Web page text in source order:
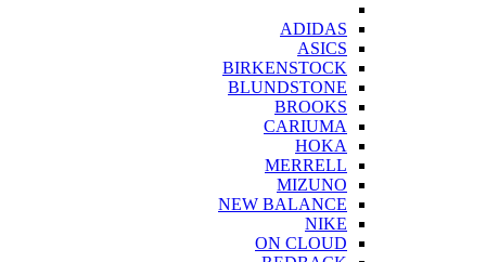
ADIDAS
ASICS
BIRKENSTOCK
BLUNDSTONE
BROOKS
CARIUMA
HOKA
MERRELL
MIZUNO
NEW BALANCE
NIKE
ON CLOUD